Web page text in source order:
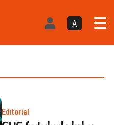
A
Editorial